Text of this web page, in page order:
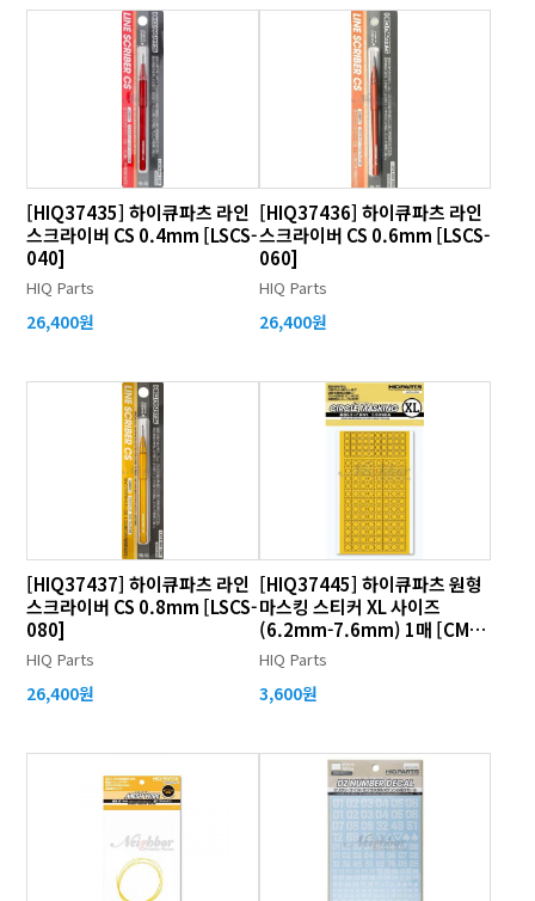
[HIQ37435] 하이큐파츠 라인
스크라이버 CS 0.4mm [LSCS-
040]
HIQ Parts
26,400원
[HIQ37436] 하이큐파츠 라인
스크라이버 CS 0.6mm [LSCS-
060]
HIQ Parts
26,400원
[HIQ37437] 하이큐파츠 라인
스크라이버 CS 0.8mm [LSCS-
080]
HIQ Parts
26,400원
[HIQ37445] 하이큐파츠 원형
마스킹 스티커 XL 사이즈
(6.2mm-7.6mm) 1매 [CMS-
XL-MSK]
HIQ Parts
3,600원